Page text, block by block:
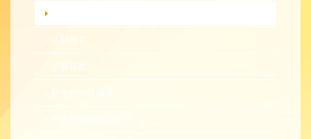
活動報名
活動花絮
新進教師研習營